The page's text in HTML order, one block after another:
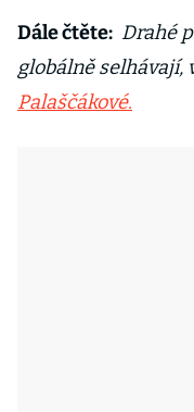
Dále čtěte: Drahé
globálně selhávají,
Palaščákové.